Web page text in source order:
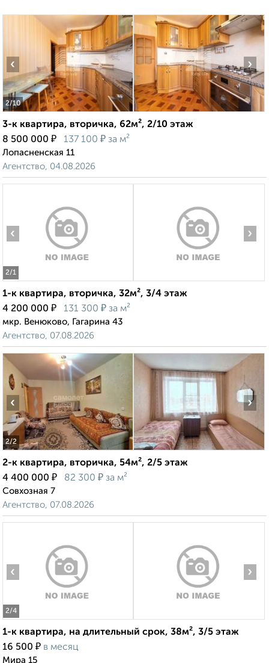
2/10
‹ ›
3-к квартира, вторичка, 62м², 2/10 этаж
8 500 000 ₽ 137 100 ₽ за м²
Лопасненская 11
Агентство, 04.08.2026
2/1
‹ ›
1-к квартира, вторичка, 32м², 3/4 этаж
4 200 000 ₽ 131 300 ₽ за м²
мкр. Венюково, Гагарина 43
Агентство, 07.08.2026
2/2
‹ ›
2-к квартира, вторичка, 54м², 2/5 этаж
4 400 000 ₽ 82 300 ₽ за м²
Совхозная 7
Агентство, 07.08.2026
2/4
‹ ›
1-к квартира, на длительный срок, 38м², 3/5 этаж
16 500 ₽ в месяц
Мира 15